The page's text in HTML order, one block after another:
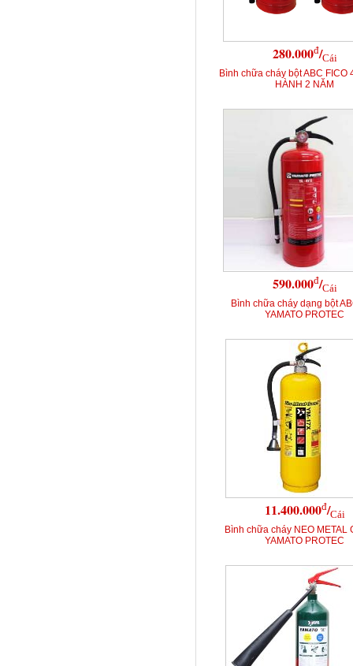
280.000đ/Cái
Bình chữa cháy bột ABC FICO
HÀNH 2 NĂM
590.000đ/Cái
Bình chữa cháy dạng bột
YAMATO PROTEC
11.400.000đ/Cái
Bình chữa cháy NEO METAL
YAMATO PROTEC